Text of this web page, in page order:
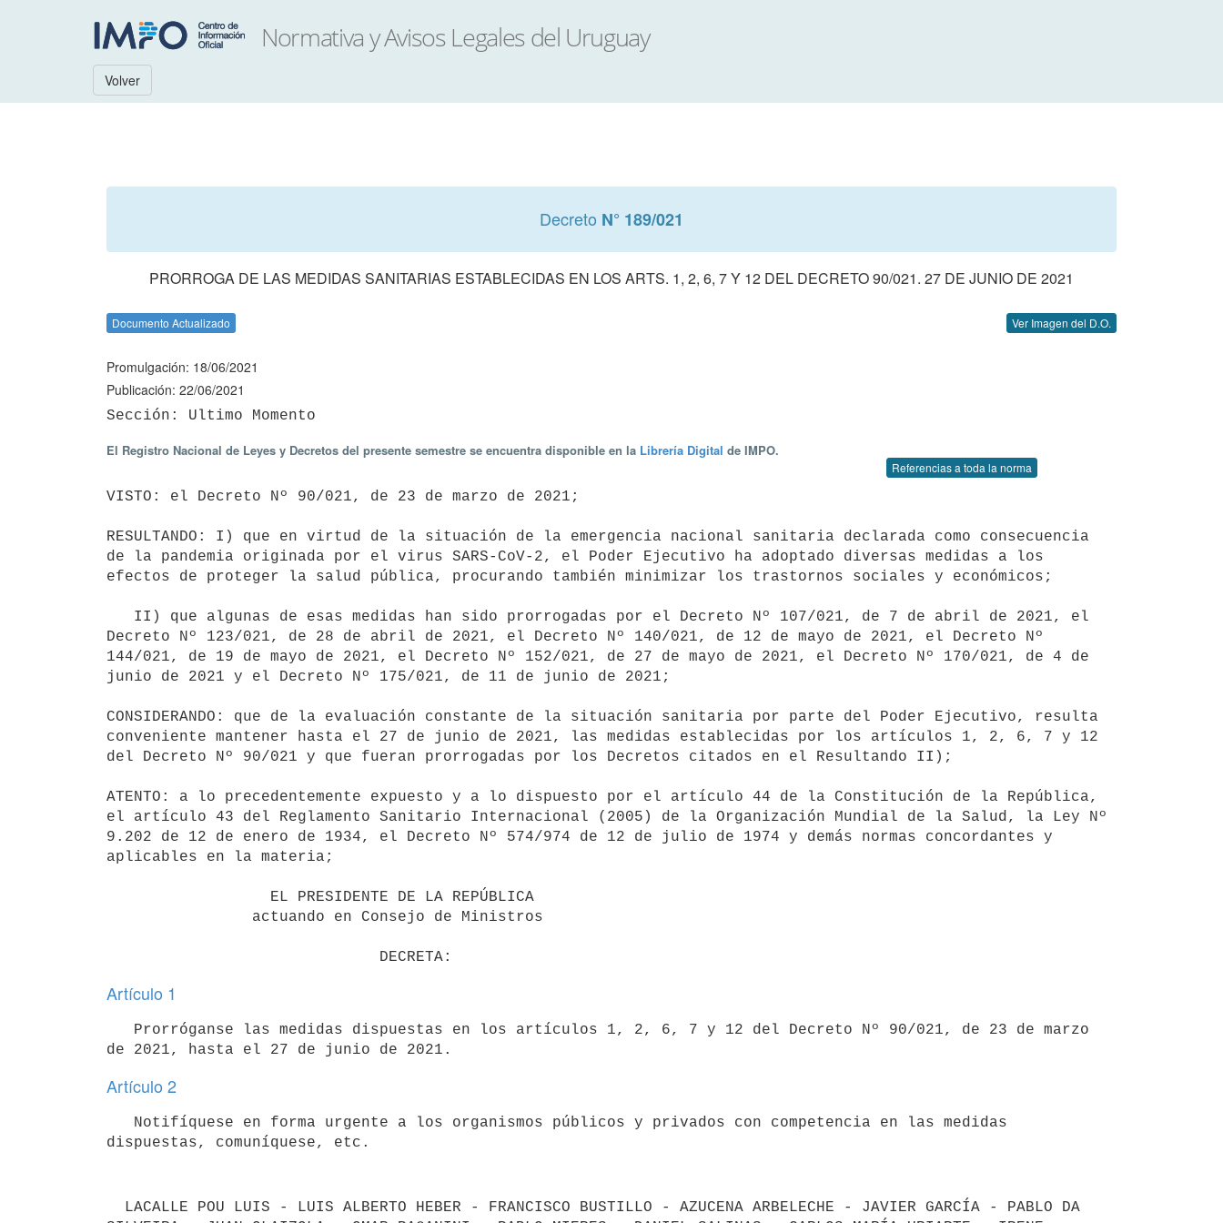
Volver
Decreto N° 189/021
PRORROGA DE LAS MEDIDAS SANITARIAS ESTABLECIDAS EN LOS ARTS. 1, 2, 6, 7 Y 12 DEL DECRETO 90/021. 27 DE JUNIO DE 2021
Documento Actualizado Ver Imagen del D.O.
Promulgación: 18/06/2021
Publicación: 22/06/2021
El Registro Nacional de Leyes y Decretos del presente semestre se encuentra disponible en la Librería Digital de IMPO.
Referencias a toda la norma
VISTO: el Decreto Nº 90/021, de 23 de marzo de 2021;
RESULTANDO: I) que en virtud de la situación de la emergencia nacional sanitaria declarada como consecuencia
de la pandemia originada por el virus SARS-CoV-2, el Poder Ejecutivo ha adoptado diversas medidas a los
efectos de proteger la salud pública, procurando también minimizar los trastornos sociales y económicos;
Decreto Nº 123/021, de 28 de abril de 2021, el Decreto Nº 140/021, de 12 de mayo de 2021, el Decreto Nº
144/021, de 19 de mayo de 2021, el Decreto Nº 152/021, de 27 de mayo de 2021, el Decreto Nº 170/021, de 4 de
junio de 2021 y el Decreto Nº 175/021, de 11 de junio de 2021;
CONSIDERANDO: que de la evaluación constante de la situación sanitaria por parte del Poder Ejecutivo, resulta
conveniente mantener hasta el 27 de junio de 2021, las medidas establecidas por los artículos 1, 2, 6, 7 y 12
del Decreto Nº 90/021 y que fueran prorrogadas por los Decretos citados en el Resultando II);
ATENTO: a lo precedentemente expuesto y a lo dispuesto por el artículo 44 de la Constitución de la República,
el artículo 43 del Reglamento Sanitario Internacional (2005) de la Organización Mundial de la Salud, la Ley Nº
9.202 de 12 de enero de 1934, el Decreto Nº 574/974 de 12 de julio de 1974 y demás normas concordantes y
aplicables en la materia;
Artículo 1
de 2021, hasta el 27 de junio de 2021.
Artículo 2
dispuestas, comuníquese, etc.